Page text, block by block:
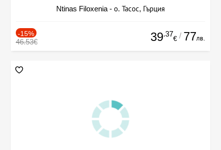
Ntinas Filoxenia - о. Тасос, Гърция
-15%
46.53€ 39.37
€ / 77лв.